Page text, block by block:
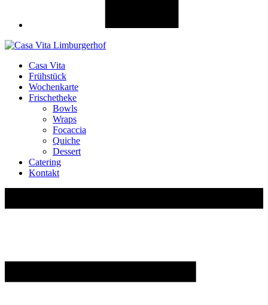
Casa Vita
Frühstück
Wochenkarte
Frischetheke
Bowls
Wraps
Focaccia
Quiche
Dessert
Catering
Kontakt